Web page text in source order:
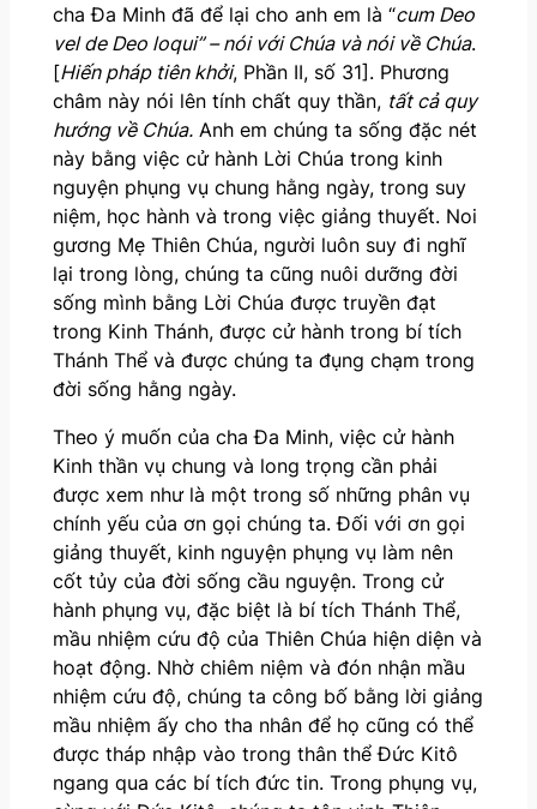
cha Đa Minh đã để lại cho anh em là “cum Deo
vel de Deo loqui” – nói với Chúa và nói về Chúa.
[Hiến pháp tiên khởi, Phần II, số 31]. Phương
châm này nói lên tính chất quy thần, tất cả quy
hướng về Chúa.Anh em chúng ta sống đặc nét
này bằng việc cử hành Lời Chúa trong kinh
nguyện phụng vụ chung hằng ngày, trong suy
niệm, học hành và trong việc giảng thuyết. Noi
gương Mẹ Thiên Chúa, người luôn suy đi nghĩ
lại trong lòng, chúng ta cũng nuôi dưỡng đời
sống mình bằng Lời Chúa được truyền đạt
trong Kinh Thánh, được cử hành trong bí tích
Thánh Thể và được chúng ta đụng chạm trong
đời sống hằng ngày.
Theo ý muốn của cha Đa Minh, việc cử hành
Kinh thần vụ chung và long trọng cần phải
được xem như là một trong số những phân vụ
chính yếu của ơn gọi chúng ta. Đối với ơn gọi
giảng thuyết, kinh nguyện phụng vụ làm nên
cốt tủy của đời sống cầu nguyện. Trong cử
hành phụng vụ, đặc biệt là bí tích Thánh Thể,
mầu nhiệm cứu độ của Thiên Chúa hiện diện và
hoạt động. Nhờ chiêm niệm và đón nhận mầu
nhiệm cứu độ, chúng ta công bố bằng lời giảng
mầu nhiệm ấy cho tha nhân để họ cũng có thể
được tháp nhập vào trong thân thể Đức Kitô
ngang qua các bí tích đức tin. Trong phụng vụ,